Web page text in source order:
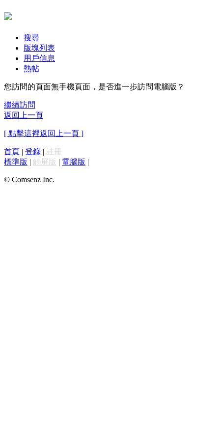
搜尋
版塊列表
用戶信息
熱帖
您訪問的頁面無手機頁面，是否進一步訪問電腦版？
繼續訪問
返回上一頁
[ 點擊這裡返回上一頁 ]
首頁 | 登錄 | 註冊
標準版 | 觸屏版 | 電腦版 |
© Comsenz Inc.